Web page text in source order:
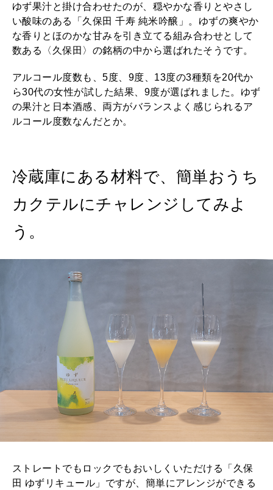
ゆず果汁と掛け合わせたのが、穏やかな香りとやさし
い酸味のある「久保田 千寿 純米吟醸」。ゆずの爽やか
な香りとほのかな甘みを引き立てる組み合わせとして
数ある〈久保田〉の銘柄の中から選ばれたそうです。
アルコール度数も、5度、9度、13度の3種類を20代か
ら30代の女性が試した結果、9度が選ばれました。ゆず
の果汁と日本酒感、両方がバランスよく感じられるア
ルコール度数なんだとか。
冷蔵庫にある材料で、簡単おうち
カクテルにチャレンジしてみよ
う。
ストレートでもロックでもおいしくいただける「久保
田 ゆずリキュール」ですが、簡単にアレンジができる